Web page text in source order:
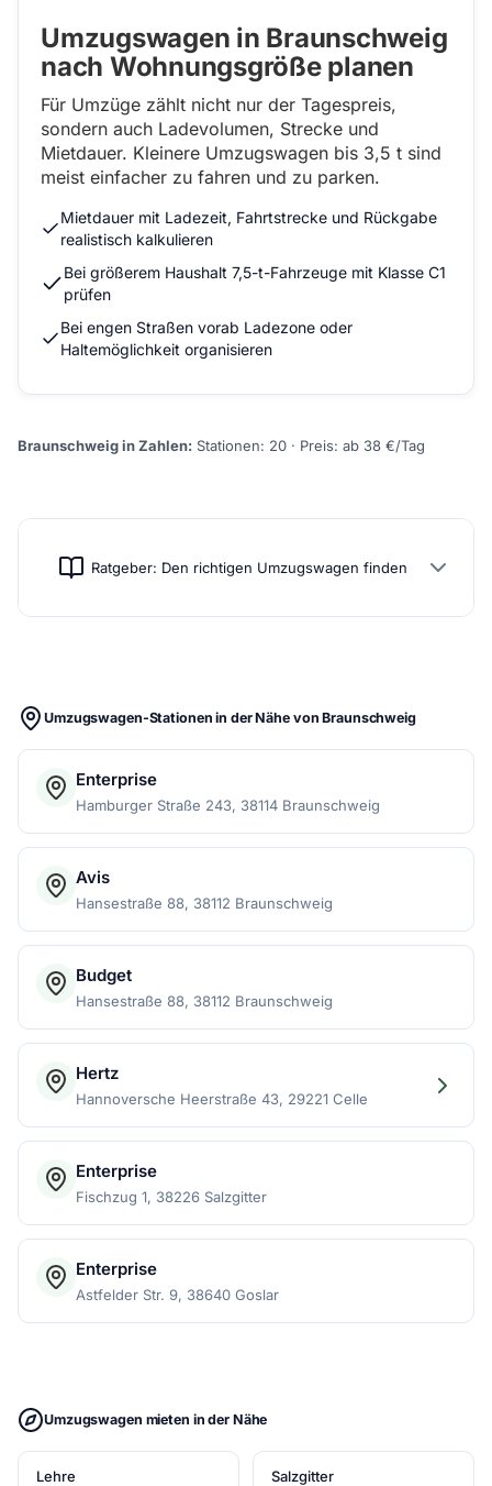
Umzugswagen in Braunschweig
nach Wohnungsgröße planen
Für Umzüge zählt nicht nur der Tagespreis,
sondern auch Ladevolumen, Strecke und
Mietdauer. Kleinere Umzugswagen bis 3,5 t sind
meist einfacher zu fahren und zu parken.
Mietdauer mit Ladezeit, Fahrtstrecke und Rückgabe
realistisch kalkulieren
Bei größerem Haushalt 7,5-t-Fahrzeuge mit Klasse C1
prüfen
Bei engen Straßen vorab Ladezone oder
Haltemöglichkeit organisieren
Braunschweig in Zahlen: Stationen: 20 · Preis: ab 38 €/Tag
Ratgeber: Den richtigen Umzugswagen finden
Umzugswagen-Stationen in der Nähe von Braunschweig
Enterprise
Hamburger Straße 243, 38114 Braunschweig
Avis
Hansestraße 88, 38112 Braunschweig
Budget
Hansestraße 88, 38112 Braunschweig
Hertz
Hannoversche Heerstraße 43, 29221 Celle
Enterprise
Fischzug 1, 38226 Salzgitter
Enterprise
Astfelder Str. 9, 38640 Goslar
Umzugswagen mieten in der Nähe
Lehre Salzgitter